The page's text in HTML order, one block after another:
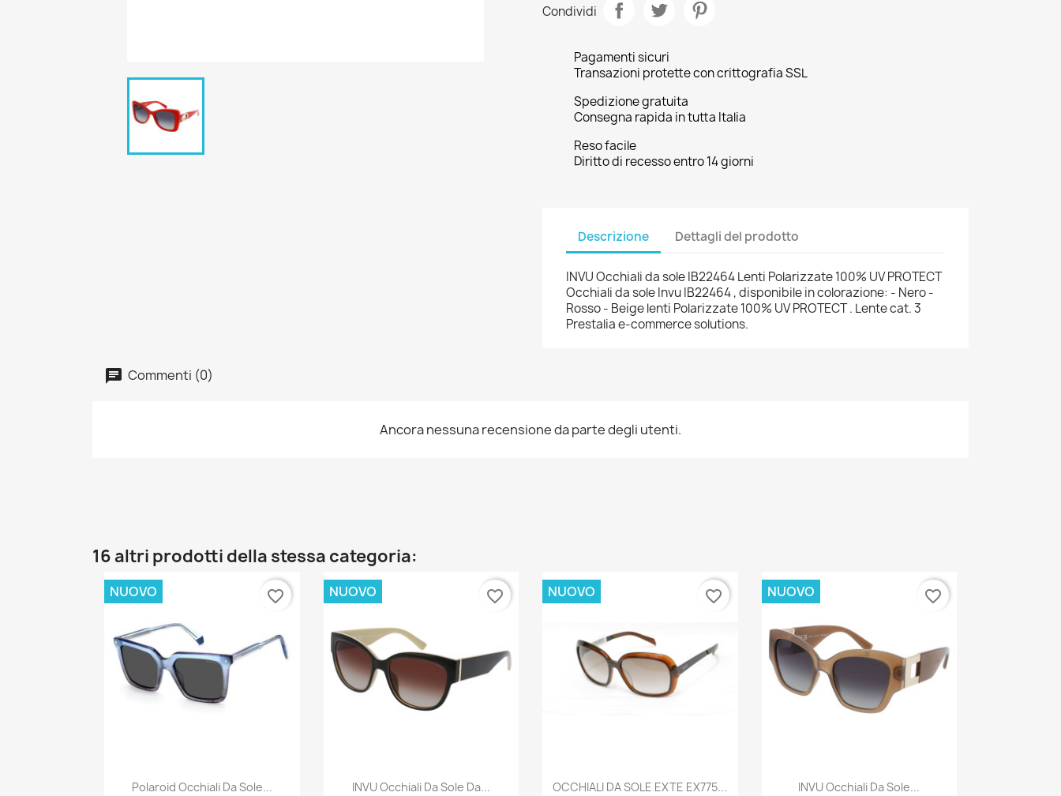
Condividi
Pagamenti sicuri
Transazioni protette con crittografia SSL
Spedizione gratuita
Consegna rapida in tutta Italia
Reso facile
Diritto di recesso entro 14 giorni
Descrizione Dettagli del prodotto
INVU Occhiali da sole IB22464 Lenti Polarizzate 100% UV PROTECT
Occhiali da sole Invu IB22464 , disponibile in colorazione: - Nero -
Rosso - Beige lenti Polarizzate 100% UV PROTECT . Lente cat. 3
Prestalia e-commerce solutions.
Commenti (0)
Ancora nessuna recensione da parte degli utenti.
16 altri prodotti della stessa categoria:
Anteprima
Polaroid Occhiali Da Sole...
NUOVO favorite_border
Anteprima
INVU Occhiali Da Sole Da...
NUOVO favorite_border
Anteprima
OCCHIALI DA SOLE EXTE EX775...
NUOVO favorite_border
Anteprima
INVU Occhiali Da Sole...
NUOVO favorite_border